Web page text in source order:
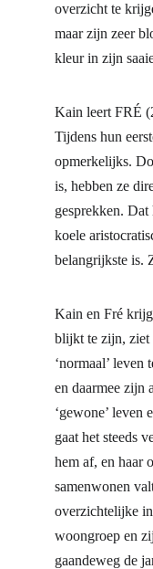
overzicht te
maar zijn zeer
kleur in zijn
Kain leert FRÉ
Tijdens hun
opmerkelijks.
is, hebben ze
gesprekken.
koele
belangrijkste is.
Kain en Fré
blijkt te zijn, ziet
‘normaal’
en daarmee zijn
‘gewone’ leven
gaat het steeds
hem af, en haar
samenwonen
overzichtelijke
woongroep en
gaandeweg de